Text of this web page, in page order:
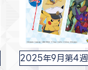
2025年9月第4週